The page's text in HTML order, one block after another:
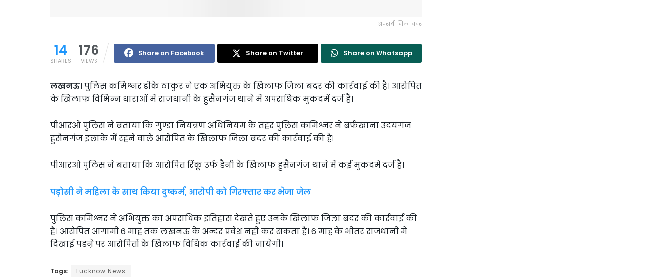
अपराधी जिला बदर
14
SHARES
176
VIEWS
Share on Facebook Share on Twitter Share on Whatsapp
लखनऊ। पुलिस कमिश्नर डीके ठाकुर ने एक अभियुक्त के खिलाफ जिला बदर की कार्रवाई की है। आरोपित
के खिलाफ विभिन्न धाराओं में राजधानी के हुसैनगंज थाने में अपराधिक मुकदमें दर्ज हैं।
पीआरओ पुलिस ने बताया कि गुण्डा नियंत्रण अधिनियम के तहर पुलिस कमिश्नर ने बर्फखाना उदयगंज
हुसैनगंज इलाके में रहने वाले आरोपित के खिलाफ जिला बदर की कार्रवाई की है।
पीआरओ पुलिस ने बताया कि आरोपित रिंकू उर्फ डैनी के खिलाफ हुसैनगंज थाने में कई मुकदमें दर्ज है।
पड़ोसी ने महिला के साथ किया दुष्कर्म, आरोपी को गिरफ्तार कर भेजा जेल
पुलिस कमिश्नर ने अभियुक्त का अपराधिक इतिहास देखते हुए उनके खिलाफ जिला बदर की कार्रवाई की
है। आरोपित आगामी 6 माह तक लखनऊ के अन्दर प्रवेश नहीं कर सकता हैं। 6 माह के भीतर राजधानी में
दिखाई पडऩे पर आरोपितों के खिलाफ विधिक कार्रवाई की जायेगी।
Tags: Lucknow News